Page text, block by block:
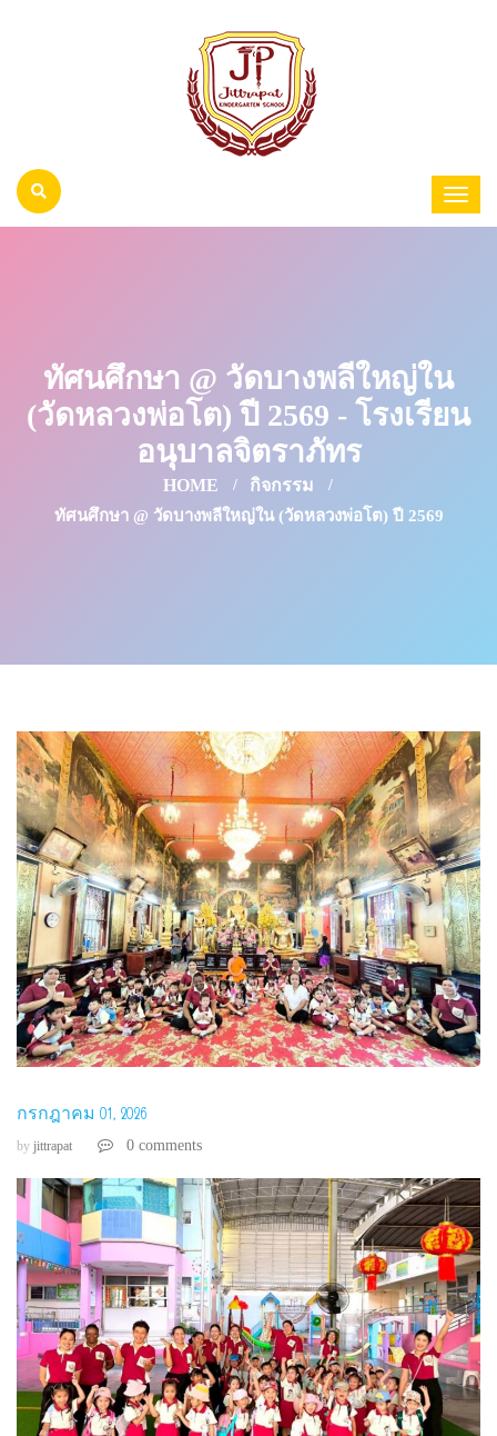
ทัศนศึกษา @ วัดบางพลีใหญ่ใน
(วัดหลวงพ่อโต) ปี 2569 - โรงเรียน
อนุบาลจิตราภัทร
HOME กิจกรรม
ทัศนศึกษา @ วัดบางพลีใหญ่ใน (วัดหลวงพ่อโต) ปี 2569
กรกฎาคม 01, 2026
by jittrapat 0 comments